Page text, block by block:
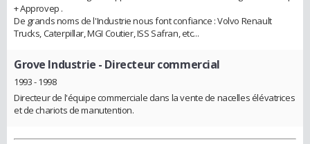
+ Approvep .
De grands noms de l'Industrie nous font confiance : Volvo Renault
Trucks, Caterpillar, MGI Coutier, ISS Safran, etc...
Grove Industrie - Directeur commercial
1993 - 1998
Directeur de l'équipe commerciale dans la vente de nacelles élévatrices
et de chariots de manutention.